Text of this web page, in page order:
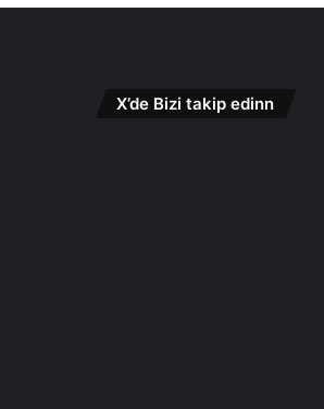
X’de Bizi takip edinn